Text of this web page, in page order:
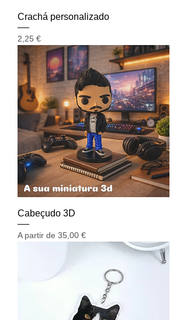
Crachá personalizado
Preço
2,25 €
Cabeçudo 3D
A partir de 35,00 €
Preço promocional